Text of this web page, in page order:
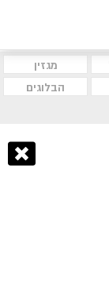
מגזין
הבלוגים